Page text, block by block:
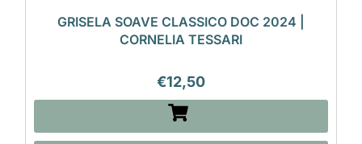
GRISELA SOAVE CLASSICO DOC 2024 |
CORNELIA TESSARI
€12,50